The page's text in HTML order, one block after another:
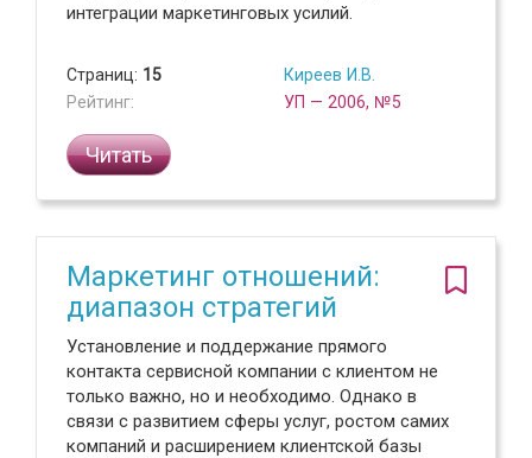
интеграции маркетинговых усилий.
Страниц: 15
Рейтинг:
Киреев И.В.
УП — 2006, №5
Читать
Маркетинг отношений:
диапазон стратегий
Установление и поддержание прямого
контакта сервисной компании с клиентом не
только важно, но и необходимо. Однако в
связи с развитием сферы услуг, ростом самих
компаний и расширением клиентской базы